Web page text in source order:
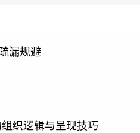
漏规避
织逻辑与呈现技巧